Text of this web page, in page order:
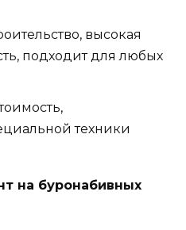
высокая
подходит для любых
техники
на буронабивных